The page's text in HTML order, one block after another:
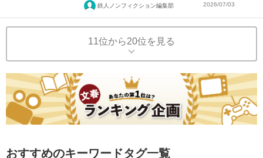
鉄人ノンフィクション編集部 2026/07/03
11位から20位を見る
おすすめのキーワードタグ一覧